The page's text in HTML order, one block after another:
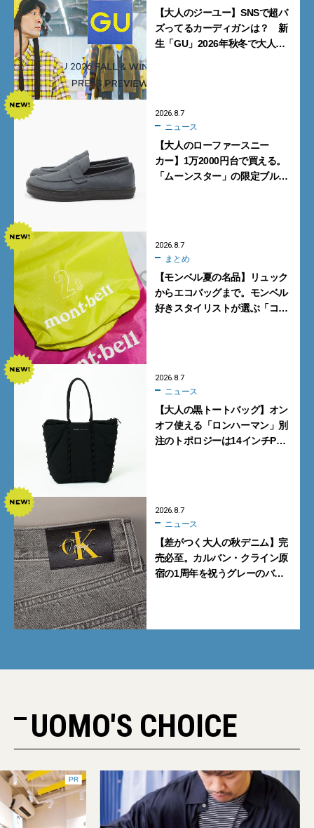
【大人のジーユー】SNSで超バ
ズってるカーディガンは？ 新
生「GU」2026年秋冬で大人メ
2026.8.7
ニュース
【大人のローファースニー
カー】1万2000円台で買える。
「ムーンスター」の限定ブルー
2026.8.7
まとめ
【モンベル夏の名品】リュック
からエコバッグまで。モンベル
好きスタイリストが選ぶ「コス
2026.8.7
ニュース
【大人の黒トートバッグ】オン
オフ使える「ロンハーマン」別
注のトポロジーは14インチPC
2026.8.7
ニュース
【差がつく大人の秋デニム】完
売必至。カルバン・クライン原
宿の1周年を祝うグレーのバ
UOMO'S CHOICE
PR